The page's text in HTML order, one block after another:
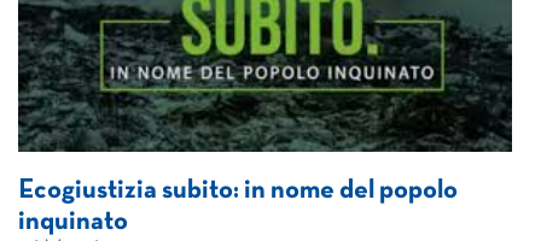
Ecogiustizia subito: in nome del popolo
inquinato